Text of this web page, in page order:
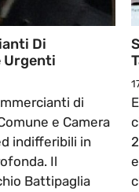
Di
Urgenti
di
e Camera
indifferibili in
Il
Battipaglia